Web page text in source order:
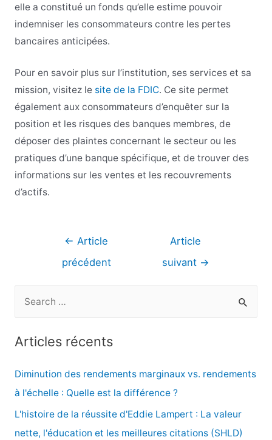
elle a constitué un fonds qu’elle estime pouvoir
indemniser les consommateurs contre les pertes
bancaires anticipées.
Pour en savoir plus sur l’institution, ses services et sa
mission, visitez le site de la FDIC. Ce site permet
également aux consommateurs d’enquêter sur la
position et les risques des banques membres, de
déposer des plaintes concernant le secteur ou les
pratiques d’une banque spécifique, et de trouver des
informations sur les ventes et les recouvrements
d’actifs.
Navigation
l’article
← Article
précédent
Article
suivant →
e
r
c
Articles récents
Diminution des rendements marginaux vs. rendements
à l'échelle : Quelle est la différence ?
L'histoire de la réussite d'Eddie Lampert : La valeur
nette, l'éducation et les meilleures citations (SHLD)